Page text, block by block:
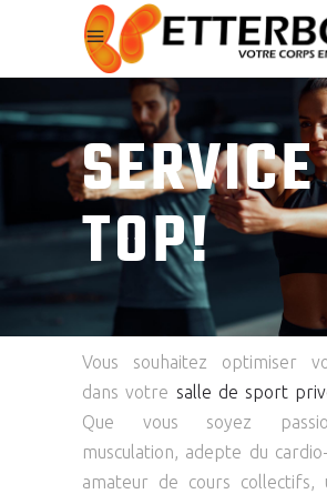
TOP!
Vous souhaitez optimiser
dans votre salle de sport
Que vous soyez
musculation, adepte du
amateur de cours collectifs,